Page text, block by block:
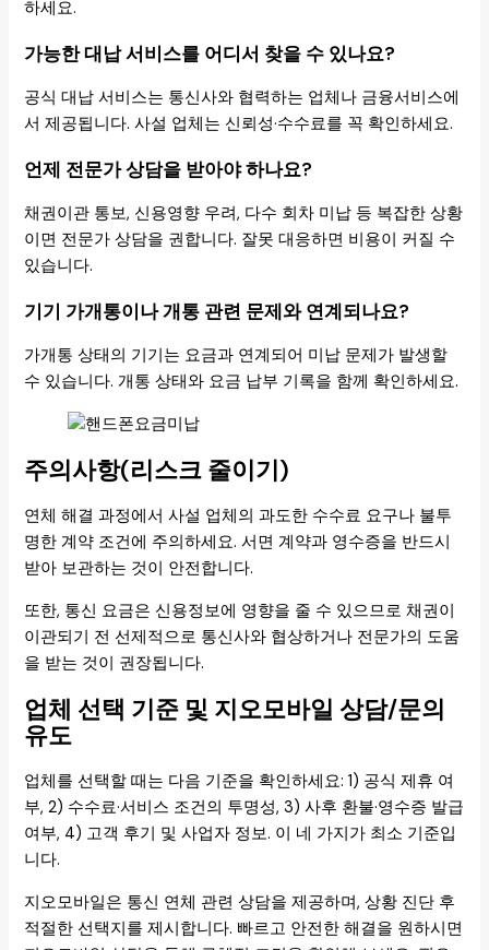
하세요.
가능한 대납 서비스를 어디서 찾을 수 있나요?
공식 대납 서비스는 통신사와 협력하는 업체나 금융서비스에
서 제공됩니다. 사설 업체는 신뢰성·수수료를 꼭 확인하세요.
언제 전문가 상담을 받아야 하나요?
채권이관 통보, 신용영향 우려, 다수 회차 미납 등 복잡한 상황
이면 전문가 상담을 권합니다. 잘못 대응하면 비용이 커질 수
있습니다.
기기 가개통이나 개통 관련 문제와 연계되나요?
가개통 상태의 기기는 요금과 연계되어 미납 문제가 발생할
수 있습니다. 개통 상태와 요금 납부 기록을 함께 확인하세요.
주의사항(리스크 줄이기)
연체 해결 과정에서 사설 업체의 과도한 수수료 요구나 불투
명한 계약 조건에 주의하세요. 서면 계약과 영수증을 반드시
받아 보관하는 것이 안전합니다.
또한, 통신 요금은 신용정보에 영향을 줄 수 있으므로 채권이
이관되기 전 선제적으로 통신사와 협상하거나 전문가의 도움
을 받는 것이 권장됩니다.
업체 선택 기준 및 지오모바일 상담/문의
유도
업체를 선택할 때는 다음 기준을 확인하세요: 1) 공식 제휴 여
부, 2) 수수료·서비스 조건의 투명성, 3) 사후 환불·영수증 발급
여부, 4) 고객 후기 및 사업자 정보. 이 네 가지가 최소 기준입
니다.
지오모바일은 통신 연체 관련 상담을 제공하며, 상황 진단 후
적절한 선택지를 제시합니다. 빠르고 안전한 해결을 원하시면